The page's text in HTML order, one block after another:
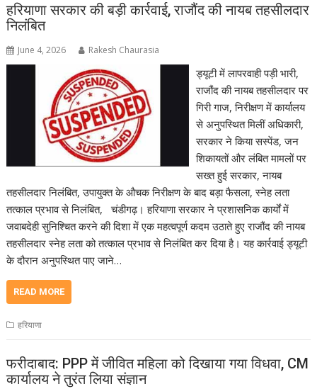
हरियाणा सरकार की बड़ी कार्रवाई, राजौंद की नायब तहसीलदार
निलंबित
June 4, 2026 Rakesh Chaurasia
ड्यूटी में लापरवाही पड़ी भारी,
राजौंद की नायब तहसीलदार पर
गिरी गाज, निरीक्षण में कार्यालय
से अनुपस्थित मिलीं अधिकारी,
सरकार ने किया सस्पेंड, जन
शिकायतों और लंबित मामलों पर
सख्त हुई सरकार, नायब
तहसीलदार निलंबित, उपायुक्त के औचक निरीक्षण के बाद बड़ा फैसला, स्नेह लता
तत्काल प्रभाव से निलंबित, चंडीगढ़। हरियाणा सरकार ने प्रशासनिक कार्यों में
जवाबदेही सुनिश्चित करने की दिशा में एक महत्वपूर्ण कदम उठाते हुए राजौंद की नायब
तहसीलदार स्नेह लता को तत्काल प्रभाव से निलंबित कर दिया है। यह कार्रवाई ड्यूटी
के दौरान अनुपस्थित पाए जाने…
READ MORE
हरियाणा
फरीदाबाद: PPP में जीवित महिला को दिखाया गया विधवा, CM
कार्यालय ने तुरंत लिया संज्ञान